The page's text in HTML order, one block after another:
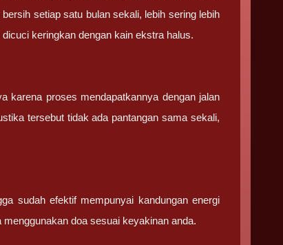
setiap satu bulan sekali, lebih sering lebih
keringkan dengan kain ekstra halus.
karena proses mendapatkannya dengan jalan
tersebut tidak ada pantangan sama sekali,
sudah efektif mempunyai kandungan energi
doa sesuai keyakinan anda.